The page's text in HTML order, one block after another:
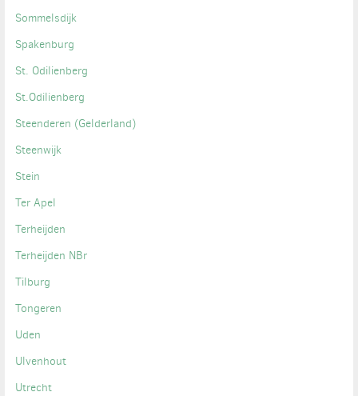
Sommelsdijk
Spakenburg
St. Odilienberg
St.Odilienberg
Steenderen (Gelderland)
Steenwijk
Stein
Ter Apel
Terheijden
Terheijden NBr
Tilburg
Tongeren
Uden
Ulvenhout
Utrecht